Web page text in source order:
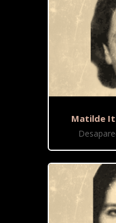
Matilde